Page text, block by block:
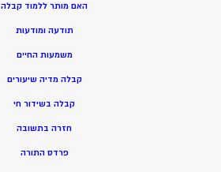
האם מותר ללמוד קבלה
תודעה ומודעות
משמעות החיים
קבלה מדיה שיעורים
קבלה בשידור חי
חזרה בתשובה
פרדס התורה